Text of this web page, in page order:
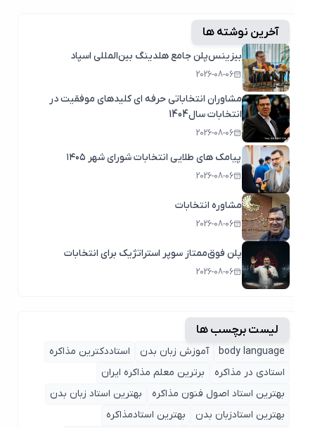
آخرین نوشته ها
بیزینس‌پلن جامع هلدینگ بین‌المللی اسپاد
2026-08-06
مشاوران انتخاباتی حرفه ای کلیدهای موفقیت در
انتخابات سال1404
2026-08-06
پیامک های طلایی انتخابات شورای شهر ۱۴۰۵
2026-08-06
مشاوره انتخابات
2026-08-06
پلن فوق‌ممتاز سوپر استراتژیک برای انتخابات
2026-08-06
لیست برچسب ها
body language آموزش زبان بدن
استاددکترین مذاکره
استادی در مذاکره
برترین معلم مذاکره ایران
بهترین استاد اصول ‌فنون مذاکره
بهترین استاد زبان بدن
بهترین استادزبان بدن
بهترین استادمذاکره